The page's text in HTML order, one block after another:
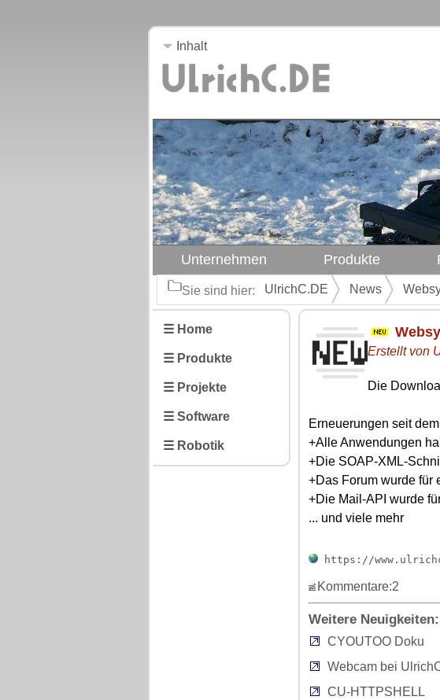
Inhalt
Unternehmen Produkte
Sie sind hier: UlrichC.DE News
☰ Home
☰ Produkte
☰ Projekte
☰ Software
☰ Robotik
Erstellt von
Die
Erneuerungen seit
+Alle Anwendungen
+Die SOAP-XML-
+Das Forum wurde für
+Die Mail-API wurde
... und viele mehr
https://
Kommentare:2
Weitere Neuigkeiten:
CYOUTOO Doku
Webcam bei
CU-HTTPSHELL